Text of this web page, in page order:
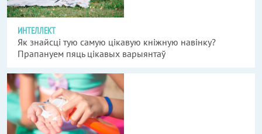
ИНТЕЛЛЕКТ
Як знайсці тую самую цікавую кніжную навінку?
Прапануем пяць цікавых варыянтаў